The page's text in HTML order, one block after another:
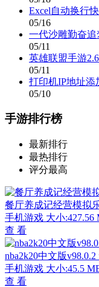
Excel自动换行
05/16
一代沙雕勤奋
05/11
英雄联盟手游
05/11
打印机IP地址添
05/10
手游排行榜
最新排行
最热排行
评分最高
餐厅养成记经营模拟
手机游戏 大小:427.56
查 看
nba2k20中文版
手机游戏 大小:45.5
查 看